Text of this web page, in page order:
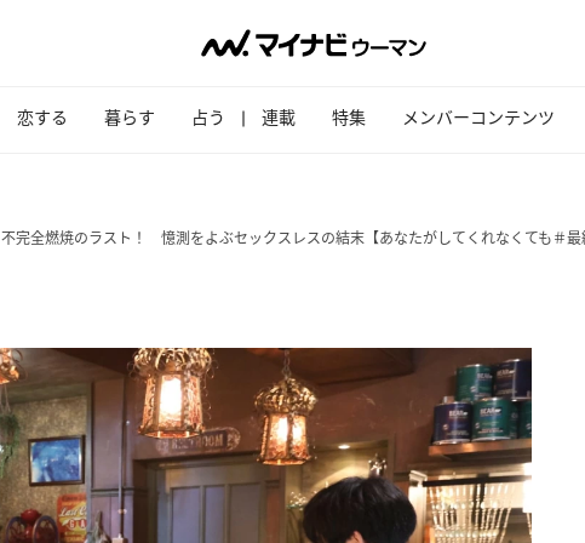
恋する 暮らす 占う 連載 特集 メンバーコンテンツ
不完全燃焼のラスト！ 憶測をよぶセックスレスの結末【あなたがしてくれなくても＃最